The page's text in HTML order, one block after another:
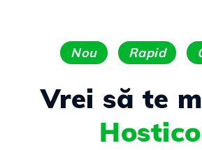
Nou Rapid
Vrei să te
Hostico